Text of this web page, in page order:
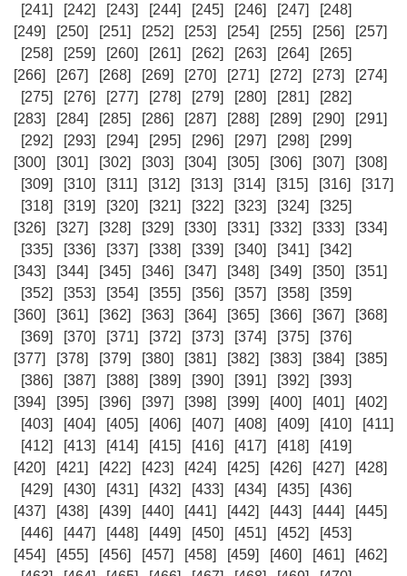
[241]
[242] [243] [244] [245] [246] [247]
[248]
[249]
[250] [251] [252] [253] [254] [255] [256]
[257]
[258]
[259] [260] [261] [262] [263] [264]
[265]
[266]
[267] [268] [269] [270] [271] [272] [273]
[274]
[275]
[276] [277] [278] [279] [280] [281]
[282]
[283]
[284] [285] [286] [287] [288] [289] [290]
[291]
[292]
[293] [294] [295] [296] [297] [298]
[299]
[300]
[301] [302] [303] [304] [305] [306] [307]
[308]
[309]
[310] [311] [312] [313] [314] [315] [316]
[317]
[318]
[319] [320] [321] [322] [323] [324]
[325]
[326]
[327] [328] [329] [330] [331] [332] [333]
[334]
[335]
[336] [337] [338] [339] [340] [341]
[342]
[343]
[344] [345] [346] [347] [348] [349] [350]
[351]
[352]
[353] [354] [355] [356] [357] [358]
[359]
[360]
[361] [362] [363] [364] [365] [366] [367]
[368]
[369]
[370] [371] [372] [373] [374] [375]
[376]
[377]
[378] [379] [380] [381] [382] [383] [384]
[385]
[386]
[387] [388] [389] [390] [391] [392]
[393]
[394]
[395] [396] [397] [398] [399] [400] [401]
[402]
[403]
[404] [405] [406] [407] [408] [409] [410]
[411]
[412]
[413] [414] [415] [416] [417] [418]
[419]
[420]
[421] [422] [423] [424] [425] [426] [427]
[428]
[429]
[430] [431] [432] [433] [434] [435]
[436]
[437]
[438] [439] [440] [441] [442] [443] [444]
[445]
[446]
[447] [448] [449] [450] [451] [452]
[453]
[454]
[455] [456] [457] [458] [459] [460] [461]
[462]